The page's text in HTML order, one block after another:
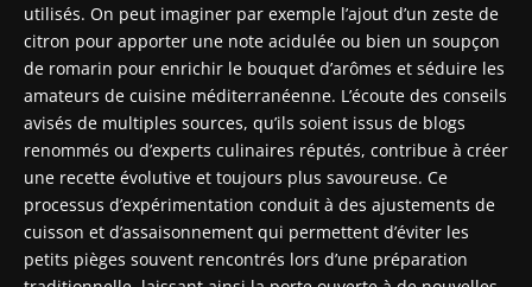
utilisés. On peut imaginer par exemple l’ajout d’un zeste de
citron pour apporter une note acidulée ou bien un soupçon
de romarin pour enrichir le bouquet d’arômes et séduire les
amateurs de cuisine méditerranéenne. L’écoute des conseils
avisés de multiples sources, qu’ils soient issus de blogs
renommés ou d’experts culinaires réputés, contribue à créer
une recette évolutive et toujours plus savoureuse. Ce
processus d’expérimentation conduit à des ajustements de
cuisson et d’assaisonnement qui permettent d’éviter les
petits pièges souvent rencontrés lors d’une préparation